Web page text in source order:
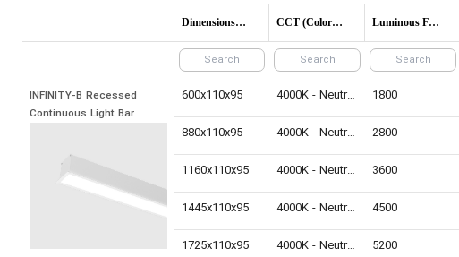
Dimensions(mm) CCT (Color temperature) Luminous Flux
INFINITY-B Recessed
Continuous Light Bar
600x110x95 4000K - Neutral White 1800
880x110x95
4000K - Neutral White 2800
1160x110x95
4000K - Neutral White 3600
1445x110x95
4000K - Neutral White 4500
1725x110x95
4000K - Neutral White 5200